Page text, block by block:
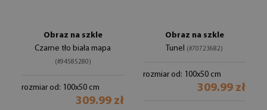
Obraz na szkle
Czarne tło biała mapa
(#94585280)
rozmiar od: 100x50 cm
309.99 zł
Obraz na szkle
Tunel (#70723682)
rozmiar od: 100x50 cm
309.99 zł